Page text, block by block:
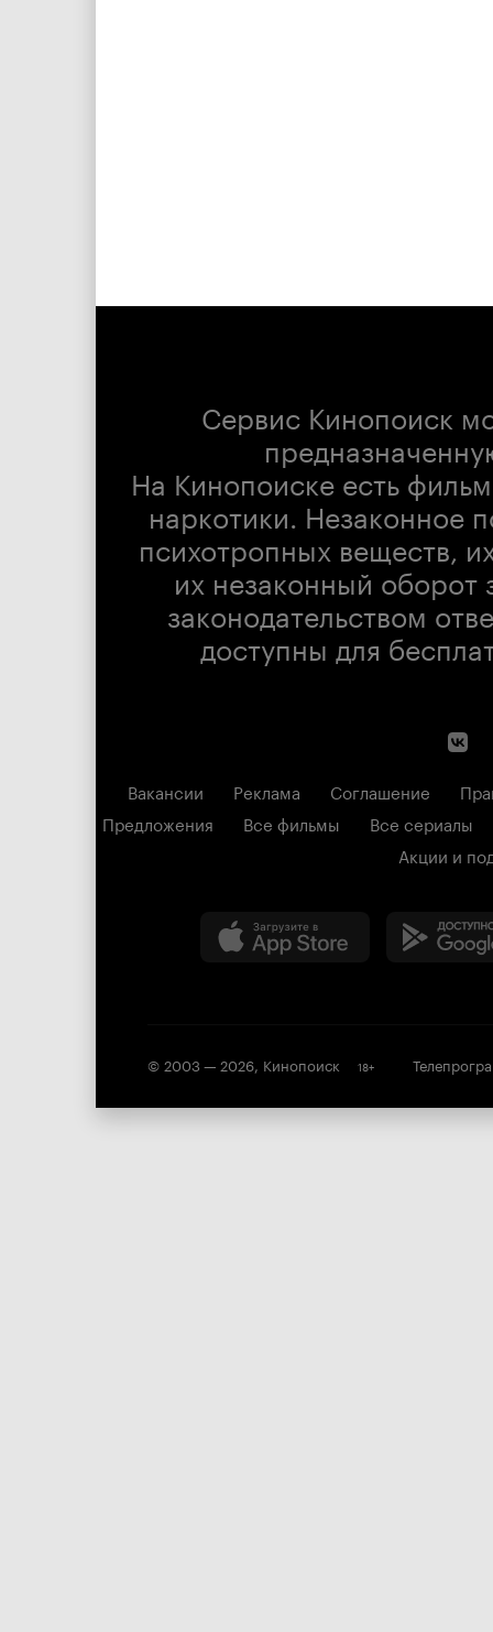
Сервис Кинопоиск
На Кинопоиске есть
наркотики. Незаконное
психотропных веществ,
их незаконный оборот
законодательством
доступны для
Вакансии Реклама Соглашение
Предложения
Все фильмы
Все сериалы
Акции и
© 2003 — 2026, Кинопоиск 18+